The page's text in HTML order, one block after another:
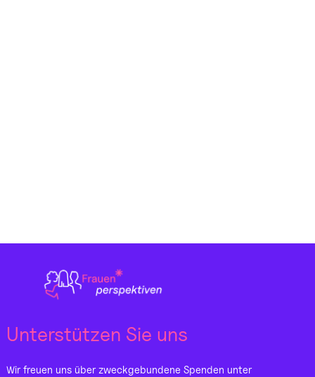
Unterstützen Sie uns
Wir freuen uns über zweckgebundene Spenden unter